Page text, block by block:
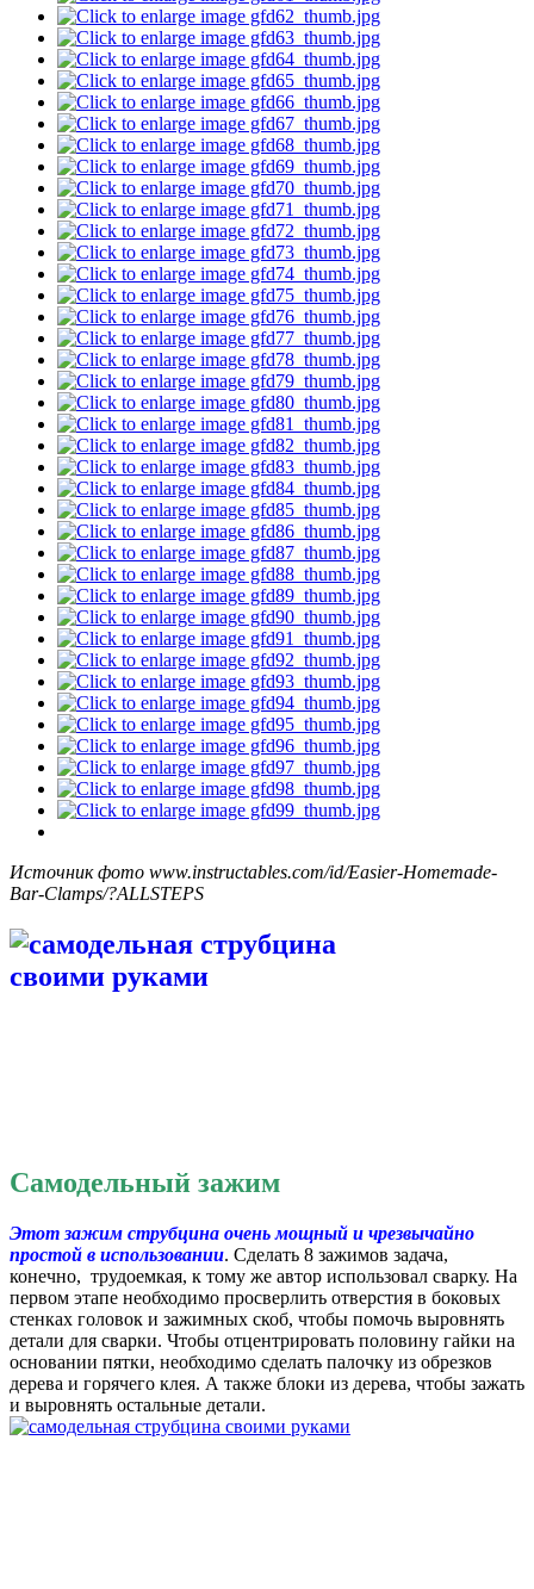
Источник фото www.instructables.com/id/Easier-Homemade-
Bar-Clamps/?ALLSTEPS
Самодельный зажим
Этот зажим струбцина очень мощный и чрезвычайно
простой в использовании. Сделать 8 зажимов задача,
конечно, трудоемкая, к тому же автор использовал сварку. На
первом этапе необходимо просверлить отверстия в боковых
стенках головок и зажимных скоб, чтобы помочь выровнять
детали для сварки. Чтобы отцентрировать половину гайки на
основании пятки, необходимо сделать палочку из обрезков
дерева и горячего клея. А также блоки из дерева, чтобы зажать
и выровнять остальные детали.